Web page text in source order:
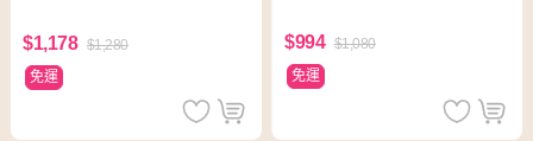
$1,178 $1,280
免運
$994 $1,080
免運